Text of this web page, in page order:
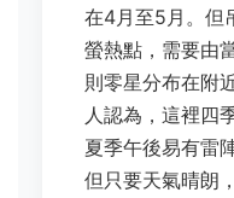
在4月至5月。但
螢熱點，需要由
則零星分布在附
人認為，這裡四
夏季午後易有雷
但只要天氣晴朗